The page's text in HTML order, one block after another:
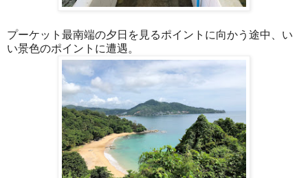
プーケット最南端の夕日を見るポイントに向かう途中、い
い景色のポイントに遭遇。